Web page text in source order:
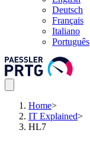
Deutsch
Français
Italiano
Português
Home>
IT Explained>
HL7